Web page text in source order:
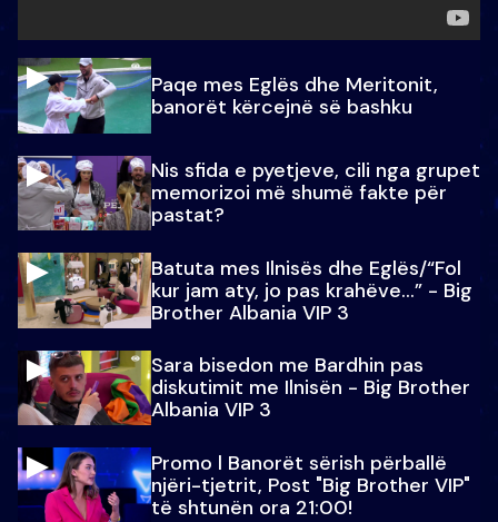
Paqe mes Eglës dhe Meritonit,
banorët kërcejnë së bashku
Nis sfida e pyetjeve, cili nga grupet
memorizoi më shumë fakte për
pastat?
Batuta mes Ilnisës dhe Eglës/“Fol
kur jam aty, jo pas krahëve…” - Big
Brother Albania VIP 3
Sara bisedon me Bardhin pas
diskutimit me Ilnisën - Big Brother
Albania VIP 3
Promo l Banorët sërish përballë
njëri-tjetrit, Post "Big Brother VIP"
të shtunën ora 21:00!